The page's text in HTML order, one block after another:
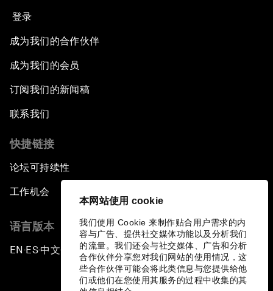
本网站使用 cookie
我们使用 Cookie 来制作贴合用户需求的内
容与广告、提供社交媒体功能以及分析我们
的流量。我们还会与社交媒体、广告和分析
合作伙伴分享您对我们网站的使用情况，这
些合作伙伴可能会将此类信息与您提供给他
们或他们在您使用其服务的过程中收集的其
登录
成为我们的合作伙伴
成为我们的会员
订阅我们的新闻稿
联系我们
快捷链接
论坛可持续性
工作机会
语言版本
EN ▪ES▪中文▪ 日本語